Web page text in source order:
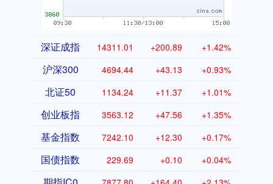
深证成指 14311.01 +200.89 +1.42%
沪深300 4694.44 +43.13 +0.93%
北证50 1134.24 +11.37 +1.01%
创业板指 3563.12 +47.56 +1.35%
基金指数 7242.10 +12.30 +0.17%
国债指数 229.69 +0.10 +0.04%